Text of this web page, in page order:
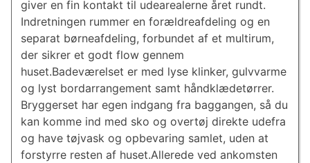
giver en fin kontakt til udearealerne året rundt.
Indretningen rummer en forældreafdeling og en
separat børneafdeling, forbundet af et multirum,
der sikrer et godt flow gennem
huset.Badeværelset er med lyse klinker, gulvvarme
og lyst bordarrangement samt håndklædetørrer.
Bryggerset har egen indgang fra baggangen, så du
kan komme ind med sko og overtøj direkte udefra
og have tøjvask og opbevaring samlet, uden at
forstyrre resten af huset.Allerede ved ankomsten